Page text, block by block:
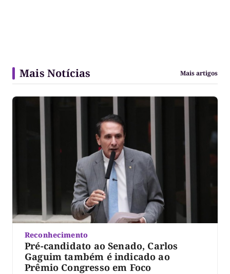
Mais Notícias Mais artigos
Reconhecimento
Pré-candidato ao Senado, Carlos
Gaguim também é indicado ao
Prêmio Congresso em Foco